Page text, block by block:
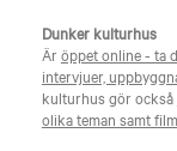
Dunker kulturhus
Är öppet online - ta
intervjuer,
kulturhus gör också
olika teman samt